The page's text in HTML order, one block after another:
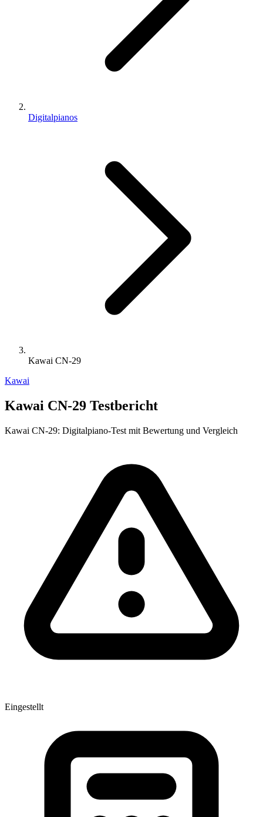
Digitalpianos
Kawai CN-29
Kawai
Kawai CN-29 Testbericht
Kawai CN-29: Digitalpiano-Test mit Bewertung und Vergleich
Eingestellt